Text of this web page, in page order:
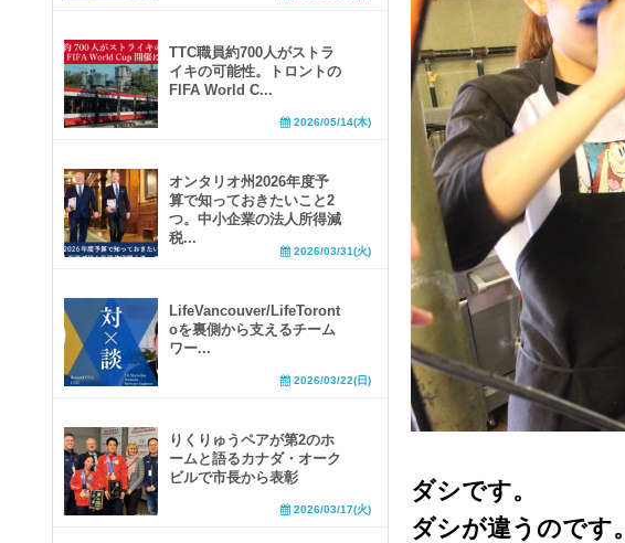
ダシです。
ダシが違うのです。
TTC職員約700人がストラ
イキの可能性。トロントの
FIFA World C...
2026/05/14(木)
オンタリオ州2026年度予
算で知っておきたいこと2
つ。中小企業の法人所得減
税...
2026/03/31(火)
LifeVancouver/LifeToront
oを裏側から支えるチーム
ワー...
2026/03/22(日)
りくりゅうペアが第2のホ
ームと語るカナダ・オーク
ビルで市長から表彰
2026/03/17(火)